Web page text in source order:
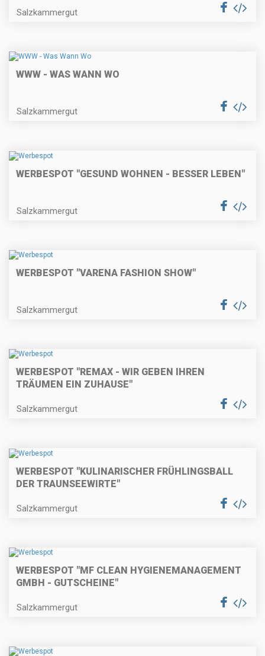
Salzkammergut
WWW - WAS WANN WO
Salzkammergut
WERBESPOT "GESUND WOHNEN - BESSER LEBEN"
Salzkammergut
WERBESPOT "VARENA FASHION SHOW"
Salzkammergut
WERBESPOT "REMAX - WIR GEBEN IHREN
TRÄUMEN EIN ZUHAUSE"
Salzkammergut
WERBESPOT "KULINARISCHER FRÜHLINGSBALL
DER TRAUNSEEWIRTE"
Salzkammergut
WERBESPOT "MF CLEAN HYGIENEMANAGEMENT
GMBH - GUTSCHEINE"
Salzkammergut